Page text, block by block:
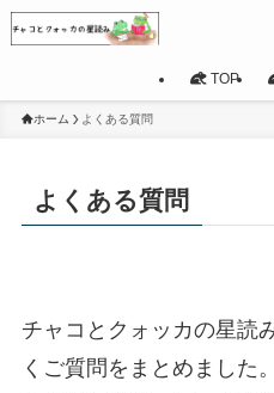
TOP
ホーム よくある質問
よくある質問
チャコとクォッカの星読
くご質問をまとめました